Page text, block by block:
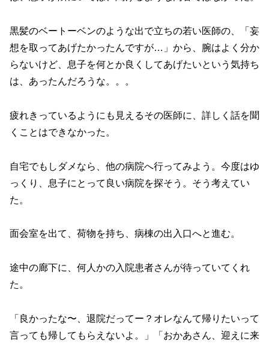
黒髪のベートーベンのような出で立ちの若い医師の、「妄
想を取ってあげたかったんですが…」から、腕はよく分か
らないけど、息子を何とか良くしてあげたいという気持ち
は、あったんだろうな。。。
疲れきっているようにも見えるその医師に、詳しく話を聞
くことはできなかった。
自宅でもしダメなら、他の病院へ行ってみよう。今度はゆ
っくり、息子にとって良い病院を探そう。そう考えてい
た。
面会室を出て、荷物を持ち、病棟の出入口へと進む。
途中の廊下に、何人かの入院患者さんが待っていてくれ
た。
「良かったな〜、退院だってー？オレなんて帰りたいって
言っても帰してもらえないよ。」「おかあさん、迎えに来